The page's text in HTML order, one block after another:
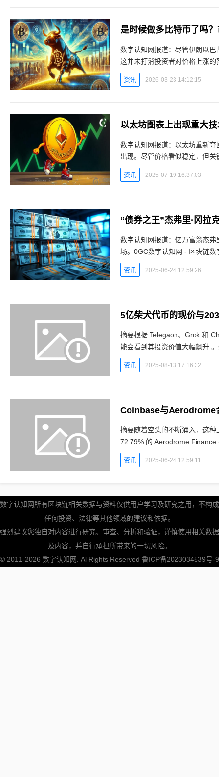
是时候做多比特币了吗
数字认知网报道：尽管伊朗以
这并未打消投资者对价格上涨
一，他呼吁提高比特币价格他
资讯 2026-03-23 14:12:15
以太坊图表上出现重大
数字认知网报道：以太坊重新
出现。尽管价格看似稳定，但
维持上行压力。5JC数字认知网
资讯 2025-07-19 16:37:03
数字认知网报道：亿万富翁杰
场。0GC数字认知网 - 区块链
DoubleLine Capital 创始人表示
资讯 2025-06-24 12:59:26
5亿柴犬代币的现价与
摘要根据 Telegaon、Grok 和
能会看到其投资价值大幅飙升 。数字认知网报道： 根据
级实体的预测，拥有
资讯 2025-08-13 17:16:32
摘要随着空头的不断涌入，这
72.79% 的 Aerodrome Finance
新高，融资利率为负，56% 的
资讯 2025-06-24 12:59:11
数字认知网所有区块链相关数据与资料仅供用户学习及研究之用，不构成
任何投资、法律等其他领域的建议和依据。
强烈建议您独自对内容进行研究、审查、分析和验证，谨慎使用相关数据
及内容，并自行承担所带来的一切风险。
© 2011-2026 数字认知网 . Al Rights Reserved 鲁ICP备2023034539号-9